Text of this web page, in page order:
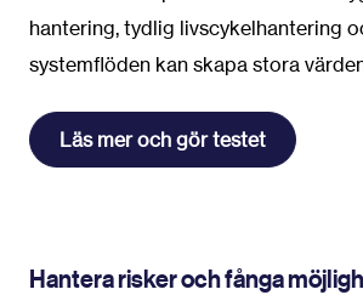
hantering, tydlig livscykelhantering
systemflöden kan skapa stora
Läs mer och gör testet
Hantera risker och fånga